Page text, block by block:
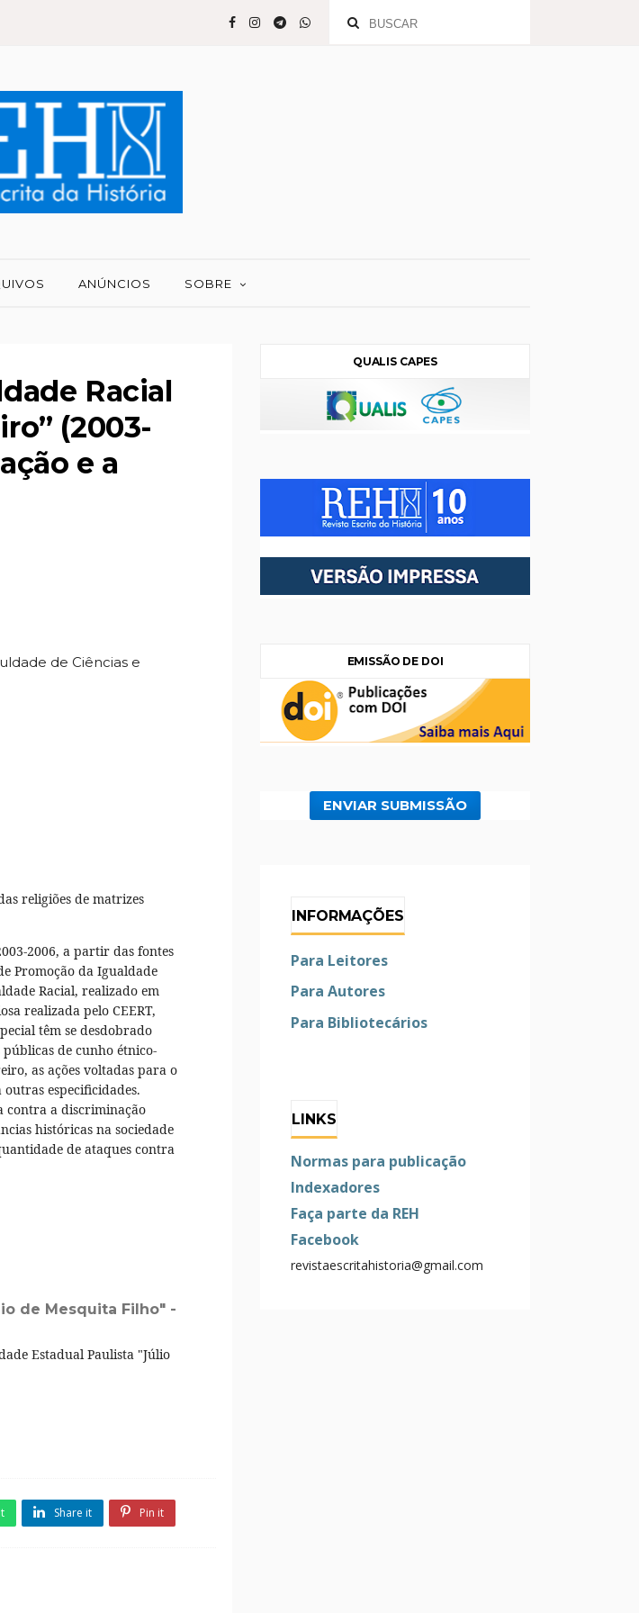
ANÚNCIOS SOBRE
Racial
(2003-
e a
de Ciências e
religiões de matrizes
2006, a partir das fontes
Promoção da Igualdade
Racial, realizado em
realizada pelo CEERT,
têm se desdobrado
públicas de cunho étnico-
as ações voltadas para o
especificidades.
contra a discriminação
históricas na sociedade
de ataques contra
de Mesquita Filho" -
Estadual Paulista "Júlio
Share it Pin it
QUALIS CAPES
EMISSÃO DE DOI
ENVIAR SUBMISSÃO
INFORMAÇÕES
Para Leitores
Para Autores
Para Bibliotecários
LINKS
Normas para publicação
Indexadores
Faça parte da REH
Facebook
revistaescritahistoria@gmail.com